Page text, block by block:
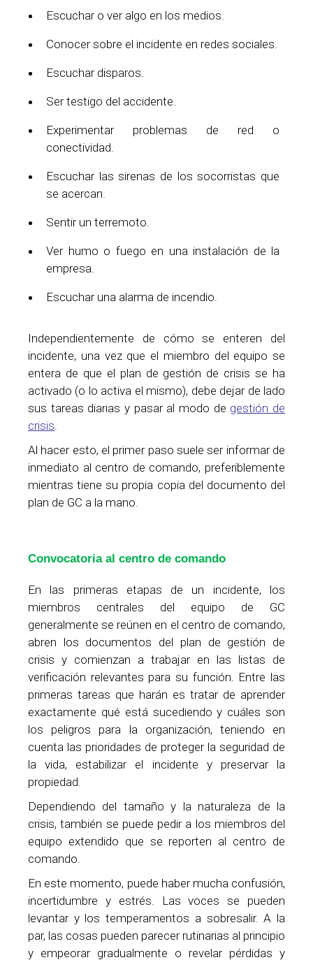
Escuchar o ver algo en los medios.
Conocer sobre el incidente en redes sociales.
Escuchar disparos.
Ser testigo del accidente.
Experimentar problemas de red o
conectividad.
Escuchar las sirenas de los socorristas que
se acercan.
Sentir un terremoto.
Ver humo o fuego en una instalación de la
empresa.
Escuchar una alarma de incendio.
Independientemente de cómo se enteren del
incidente, una vez que el miembro del equipo se
entera de que el plan de gestión de crisis se ha
activado (o lo activa el mismo), debe dejar de lado
sus tareas diarias y pasar al modo de gestión de
crisis
Al hacer esto, el primer paso suele ser informar de
inmediato al centro de comando, preferiblemente
mientras tiene su propia copia del documento del
plan de GC a la mano.
Convocatoria al centro de comando
En las primeras etapas de un incidente, los
miembros centrales del equipo de GC
generalmente se reúnen en el centro de comando,
abren los documentos del plan de gestión de
crisis y comienzan a trabajar en las listas de
verificación relevantes para su función. Entre las
primeras tareas que harán es tratar de aprender
exactamente qué está sucediendo y cuáles son
los peligros para la organización, teniendo en
cuenta las prioridades de proteger la seguridad de
la vida, estabilizar el incidente y preservar la
propiedad.
Dependiendo del tamaño y la naturaleza de la
crisis, también se puede pedir a los miembros del
equipo extendido que se reporten al centro de
comando.
En este momento, puede haber mucha confusión,
incertidumbre y estrés. Las voces se pueden
levantar y los temperamentos a sobresalir. A la
par, las cosas pueden parecer rutinarias al principio
y empeorar gradualmente o revelar pérdidas y